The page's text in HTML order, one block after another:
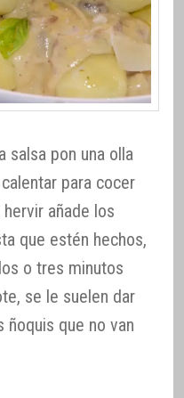
salsa pon una olla
para cocer
añade los
que estén hechos,
o tres minutos
se le suelen dar
ñoquis que no van